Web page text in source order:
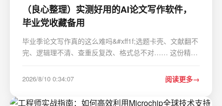
（良心整理）实测好用的AI论文写作软件，
毕业党收藏备用
毕业季论文写作真的这么难吗&#xff1f;选题卡壳、文献翻不
完、逻辑理不清、查重反复改、格式总不对…… 这份精心
助与专项功能&#xff0c;免费和高性价比工具都有&#xff0c;从
2026/8/10 0:34:07 阅读更多